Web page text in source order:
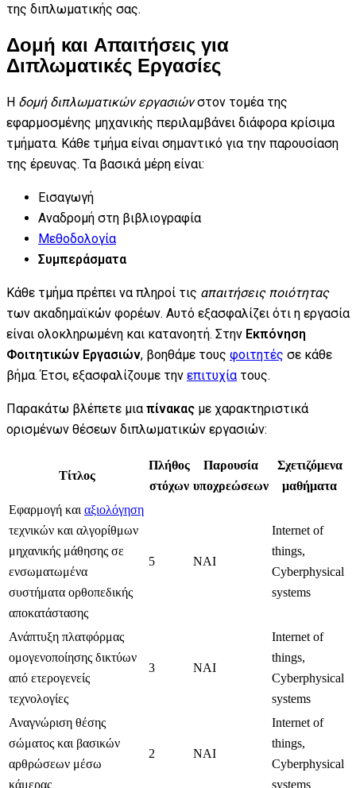
της διπλωματικής σας.
Δομή και Απαιτήσεις για
Διπλωματικές Εργασίες
Η δομή διπλωματικών εργασιώνστον τομέα της
εφαρμοσμένης μηχανικής περιλαμβάνει διάφορα κρίσιμα
τμήματα. Κάθε τμήμα είναι σημαντικό για την παρουσίαση
της έρευνας. Τα βασικά μέρη είναι:
Εισαγωγή
Αναδρομή στη βιβλιογραφία
Μεθοδολογία
Συμπεράσματα
Κάθε τμήμα πρέπει να πληροί τις απαιτήσεις ποιότητας
των ακαδημαϊκών φορέων. Αυτό εξασφαλίζει ότι η εργασία
είναι ολοκληρωμένη και κατανοητή. Στην Εκπόνηση
Φοιτητικών Εργασιών, βοηθάμε τους φοιτητές σε κάθε
βήμα. Έτσι, εξασφαλίζουμε την επιτυχίατους.
Παρακάτω βλέπετε μιαπίνακας με χαρακτηριστικά
ορισμένων θέσεων διπλωματικών εργασιών:
Τίτλος
Πλήθος
στόχων
Παρουσία
υποχρεώσεων
Σχετιζόμενα
μαθήματα
Εφαρμογή και αξιολόγηση
τεχνικών και αλγορίθμων
μηχανικής μάθησης σε
ενσωματωμένα
συστήματα ορθοπεδικής
αποκατάστασης
5 ΝΑΙ
Internet of
things,
Cyberphysical
systems
Ανάπτυξη πλατφόρμας
ομογενοποίησης δικτύων
από ετερογενείς
τεχνολογίες
3 ΝΑΙ
Internet of
things,
Cyberphysical
systems
Αναγνώριση θέσης
σώματος και βασικών
αρθρώσεων μέσω
κάμερας
2 ΝΑΙ
Internet of
things,
Cyberphysical
systems